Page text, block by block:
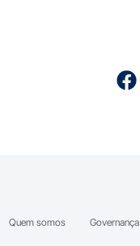
Quem somos Governança